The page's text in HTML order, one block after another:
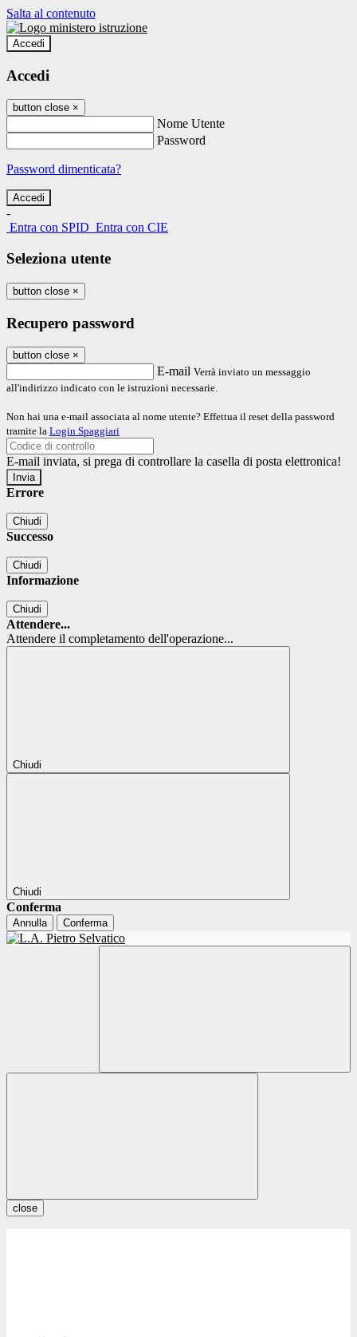
Salta al contenuto
Accedi
Accedi
button close ×
Nome Utente
Password
Password dimenticata?
-
Entra con SPID Entra con CIE
Seleziona utente
button close ×
Recupero password
button close ×
E-mail Verrà inviato un messaggio
all'indirizzo indicato con le istruzioni necessarie.
Non hai una e-mail associata al nome utente? Effettua il reset della password
tramite la Login Spaggiari
E-mail inviata, si prega di controllare la casella di posta elettronica!
Errore
Chiudi
Successo
Chiudi
Informazione
Chiudi
Attendere...
Attendere il completamento dell'operazione...
Chiudi
Chiudi
Conferma
Annulla Conferma
close